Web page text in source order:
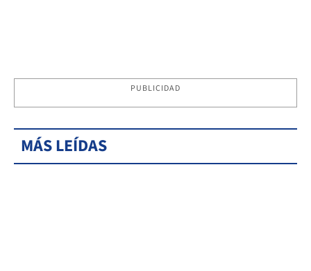
PUBLICIDAD
MÁS LEÍDAS